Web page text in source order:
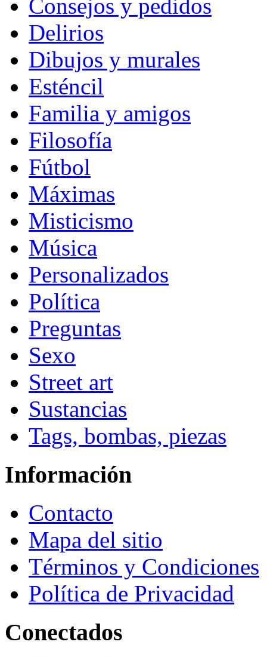
Consejos y pedidos
Delirios
Dibujos y murales
Esténcil
Familia y amigos
Filosofía
Fútbol
Máximas
Misticismo
Música
Personalizados
Política
Preguntas
Sexo
Street art
Sustancias
Tags, bombas, piezas
Información
Contacto
Mapa del sitio
Términos y Condiciones
Política de Privacidad
Conectados